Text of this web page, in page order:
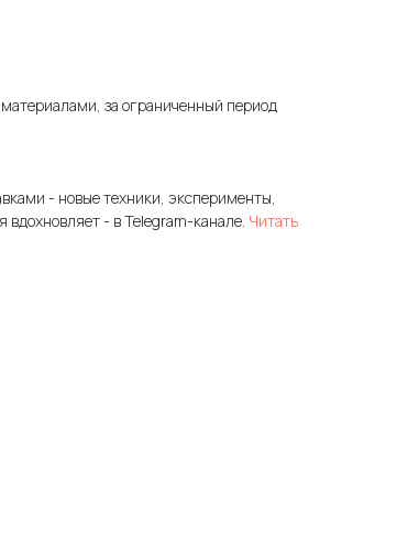
за ограниченный период
- новые техники, эксперименты,
вдохновляет - в Telegram-канале. Читать